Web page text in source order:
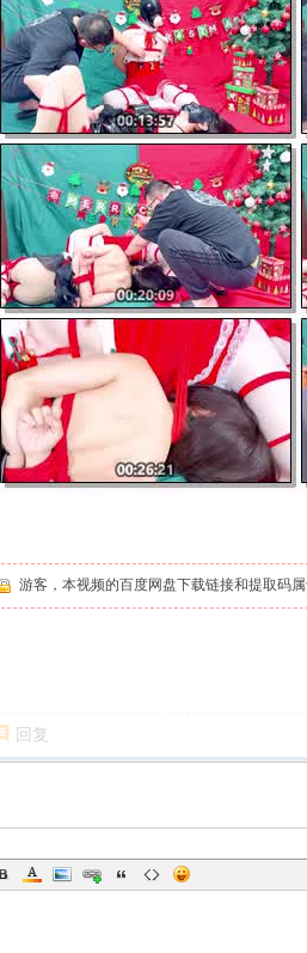
游客，本视频的百度网盘下载链接和提取码
回复